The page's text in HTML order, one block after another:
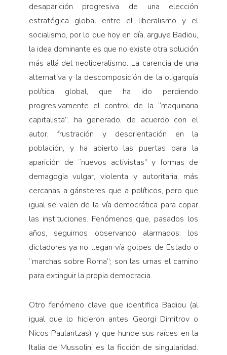
desaparición progresiva de una elección
estratégica global entre el liberalismo y el
socialismo, por lo que hoy en día, arguye Badiou,
la idea dominante es que no existe otra solución
más allá del neoliberalismo. La carencia de una
alternativa y la descomposición de la oligarquía
política global, que ha ido perdiendo
progresivamente el control de la “maquinaria
capitalista”, ha generado, de acuerdo con el
autor, frustración y desorientación en la
población, y ha abierto las puertas para la
aparición de “nuevos activistas” y formas de
demagogia vulgar, violenta y autoritaria, más
cercanas a gánsteres que a políticos, pero que
igual se valen de la vía democrática para copar
las instituciones. Fenómenos que, pasados los
años, seguimos observando alarmados: los
dictadores ya no llegan vía golpes de Estado o
“marchas sobre Roma”; son las urnas el camino
para extinguir la propia democracia.
Otro fenómeno clave que identifica Badiou (al
igual que lo hicieron antes Georgi Dimitrov o
Nicos Paulantzas) y que hunde sus raíces en la
Italia de Mussolini es la ficción de singularidad.